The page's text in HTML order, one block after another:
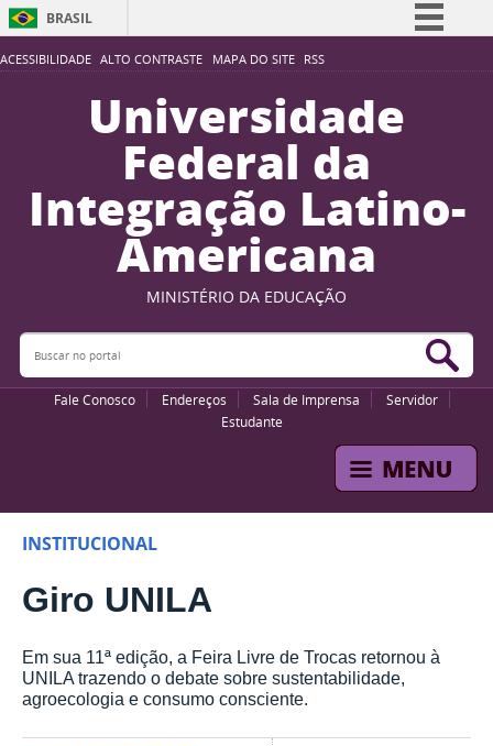
ACESSIBILIDADE ALTO CONTRASTE MAPA DO SITE RSS
BRASIL
Simplifique!
Participe
Acesso à informação
Legislação
Canais
Universidade
Federal da
Integração Latino-
Americana
MINISTÉRIO DA EDUCAÇÃO
Buscar no portal
Fale Conosco Endereços Sala de Imprensa
Servidor
Estudante
INSTITUCIONAL
Giro UNILA
Em sua 11ª edição, a Feira Livre de Trocas retornou à
UNILA trazendo o debate sobre sustentabilidade,
agroecologia e consumo consciente.